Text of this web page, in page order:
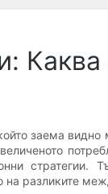
Каква
заема
разликите